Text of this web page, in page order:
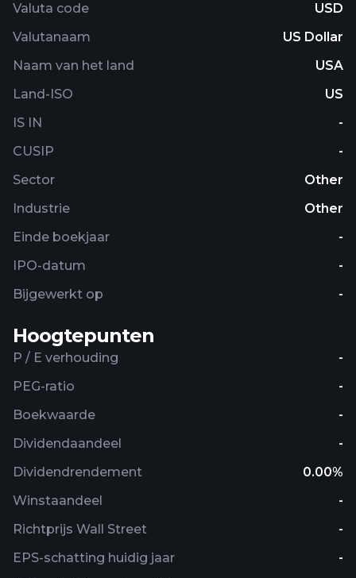
Valuta code
USD
Valutanaam
US Dollar
Naam van het land
USA
Land-ISO
US
IS IN
-
CUSIP
-
Sector
Other
Industrie
Other
Einde boekjaar
-
IPO-datum
-
Bijgewerkt op
-
Hoogtepunten
P / E verhouding
-
PEG-ratio
-
Boekwaarde
-
Dividendaandeel
-
Dividendrendement
0.00%
Winstaandeel
-
Richtprijs Wall Street
-
EPS-schatting huidig ​​jaar
-